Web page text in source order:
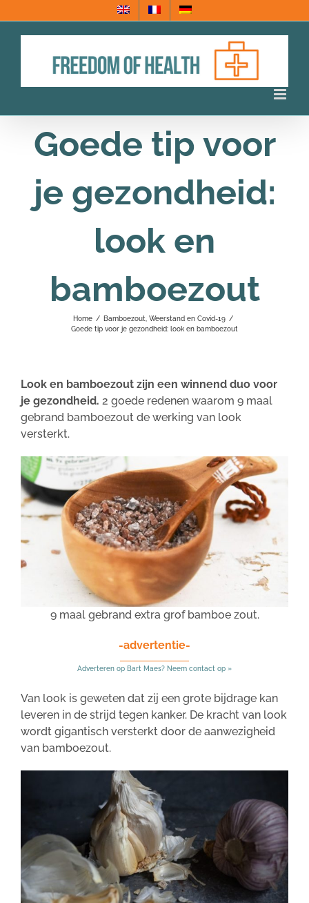
naar
Goede tip voor
je gezondheid:
look en
bamboezout
Home / Bamboezout Weerstand en Covid-19 /
Goede tip voor je gezondheid: look en bamboezout
Look en bamboezout zijn een winnend duo voor
je gezondheid. 2 goede redenen waarom 9 maal
gebrand bamboezout de werking van look
versterkt.
9 maal gebrand extra grof bamboe zout.
-advertentie-
Adverteren op Bart Maes? Neem contact op »
Van look is geweten dat zij een grote bijdrage kan
leveren in de strijd tegen kanker. De kracht van look
wordt gigantisch versterkt door de aanwezigheid
van bamboezout.